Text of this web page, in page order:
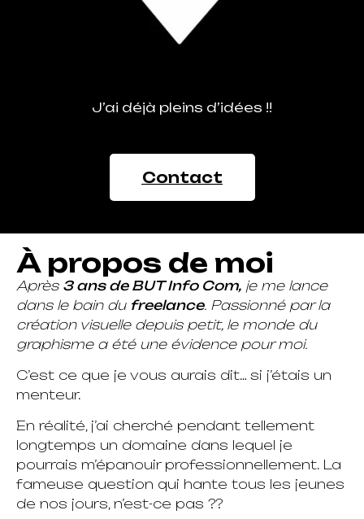
J’ai déjà pleins d’idées !!
Contact
À propos de moi
Après 3 ans de BUT Info Com, je me lance
dans le bain du freelance. Passionné par la
création visuelle depuis petit, le monde du
graphisme a été une évidence pour moi.
C’est ce que je vous aurais dit… si j’étais un
menteur.
En réalité, j’ai cherché pendant tellement
longtemps un domaine dans lequel je
pourrais m’épanouir professionnellement. La
fameuse question qui hante tous les jeunes
de nos jours, n’est-ce pas ??